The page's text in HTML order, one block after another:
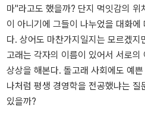
마"라고도 했을까? 단지 먹잇감의
이 아니기에 그들이 나누었을 대화
다. 상어도 마찬가지일지는 모르겠
고래는 각자의 이름이 있어서 서로
상상을 해본다. 돌고래 사회에도 예
나처럼 평생 경영학을 전공했냐는
있을까?